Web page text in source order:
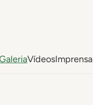
VídeosImprensa